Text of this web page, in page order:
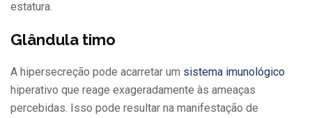
estatura.
Glândula timo
A hipersecreção pode acarretar um sistema imunológico
hiperativo que reage exageradamente às ameaças
percebidas. Isso pode resultar na manifestação de